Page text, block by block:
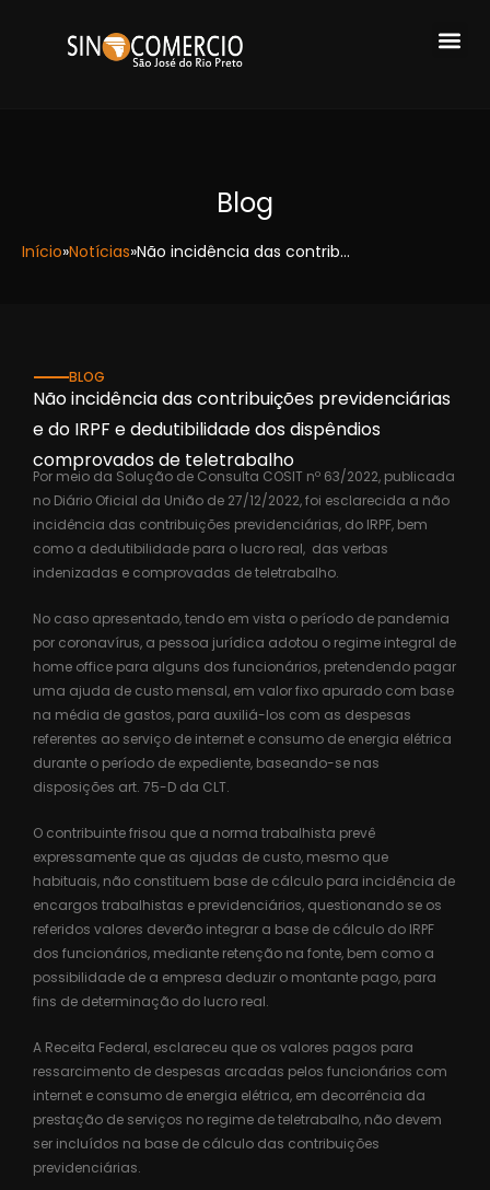
Blog
Início»Notícias» Não incidência das contribuições previdenciárias e do IRPF e dedutibilidade dos dispêndios comprovados de teletrabalho
BLOG
Não incidência das contribuições previdenciárias
e do IRPF e dedutibilidade dos dispêndios
comprovados de teletrabalho
Por meio da Solução de Consulta COSIT nº 63/2022, publicada
no Diário Oficial da União de 27/12/2022, foi esclarecida a não
incidência das contribuições previdenciárias, do IRPF, bem
como a dedutibilidade para o lucro real, das verbas
indenizadas e comprovadas de teletrabalho.
No caso apresentado, tendo em vista o período de pandemia
por coronavírus, a pessoa jurídica adotou o regime integral de
home office para alguns dos funcionários, pretendendo pagar
uma ajuda de custo mensal, em valor fixo apurado com base
na média de gastos, para auxiliá-los com as despesas
referentes ao serviço de internet e consumo de energia elétrica
durante o período de expediente, baseando-se nas
disposições art. 75-D da CLT.
O contribuinte frisou que a norma trabalhista prevê
expressamente que as ajudas de custo, mesmo que
habituais, não constituem base de cálculo para incidência de
encargos trabalhistas e previdenciários, questionando se os
referidos valores deverão integrar a base de cálculo do IRPF
dos funcionários, mediante retenção na fonte, bem como a
possibilidade de a empresa deduzir o montante pago, para
fins de determinação do lucro real.
A Receita Federal, esclareceu que os valores pagos para
ressarcimento de despesas arcadas pelos funcionários com
internet e consumo de energia elétrica, em decorrência da
prestação de serviços no regime de teletrabalho, não devem
ser incluídos na base de cálculo das contribuições
previdenciárias.